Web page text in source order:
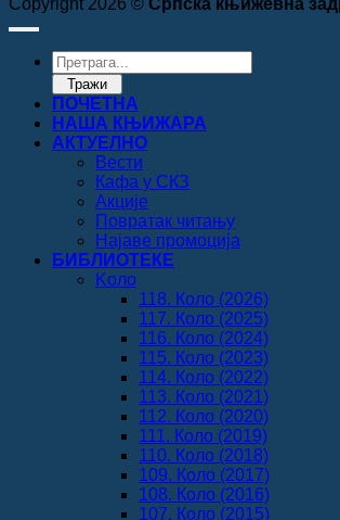
Products
search
Тражи
ПОЧЕТНА
НАША КЊИЖАРА
АКТУЕЛНО
Вести
Кафа у СКЗ
Акције
Повратак читању
Најаве промоција
БИБЛИОТЕКЕ
Koло
118. Коло (2026)
117. Коло (2025)
116. Коло (2024)
115. Коло (2023)
114. Коло (2022)
113. Коло (2021)
112. Коло (2020)
111. Коло (2019)
110. Коло (2018)
109. Коло (2017)
108. Коло (2016)
107. Коло (2015)